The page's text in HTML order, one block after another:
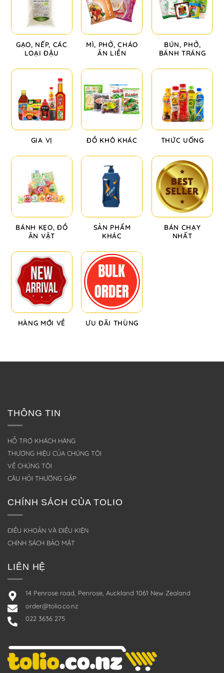
GẠO, NẾP, CÁC
LOẠI ĐẬU
MÌ, PHỞ, CHÁO
ĂN LIỀN
BÚN, PHỞ,
BÁNH TRÁNG
GIA VỊ ĐỒ KHÔ KHÁC THỨC UỐNG
BÁNH KẸO, ĐỒ
ĂN VẶT
SẢN PHẨM
KHÁC
BÁN CHẠY
NHẤT
HÀNG MỚI VỀ ƯU ĐÃI THÙNG
THÔNG TIN
HỖ TRỢ KHÁCH HÀNG
THƯƠNG HIỆU CỦA CHÚNG TÔI
VỀ CHÚNG TÔI
CÂU HỎI THƯỜNG GẶP
CHÍNH SÁCH CỦA TOLIO
ĐIỀU KHOẢN VÀ ĐIỀU KIỆN
CHÍNH SÁCH BẢO MẬT
LIÊN HỆ
14 Penrose road, Penrose, Auckland 1061 New Zealand
order@tolio.co.nz
022 3636 275